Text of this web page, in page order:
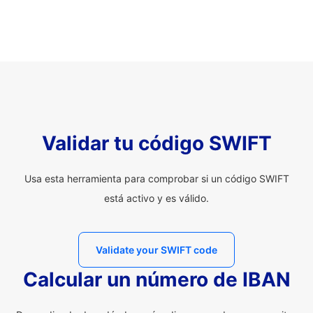
Validar tu código SWIFT
Usa esta herramienta para comprobar si un código SWIFT
está activo y es válido.
Validate your SWIFT code
Calcular un número de IBAN